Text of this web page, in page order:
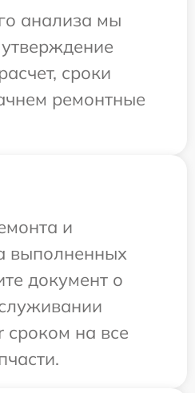
анализа мы
сроки
ремонтные
и
выполненных
документ о
сроком на все